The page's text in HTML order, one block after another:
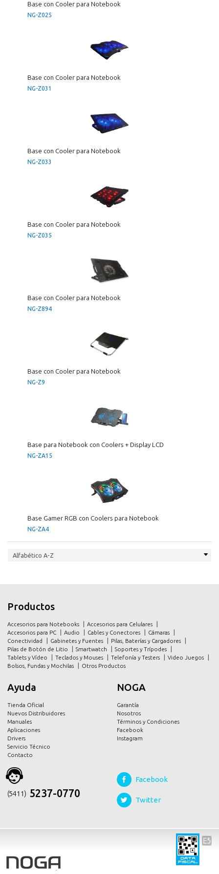
Base con Cooler para Notebook
NG-Z025
Base con Cooler para Notebook
NG-Z031
Base con Cooler para Notebook
NG-Z033
Base con Cooler para Notebook
NG-Z035
Base con Cooler para Notebook
NG-Z894
Base con Cooler para Notebook
NG-Z9
Base para Notebook con Coolers + Display LCD
NG-ZA15
Base Gamer RGB con Coolers para Notebook
NG-ZA4
productos
promociones
contacto
promociones
contacto
Productos
Accesorios para Notebooks
Accesorios para Celulares
Accesorios para PC
Audio Cables y Conectores
Cámaras
Conectividad
Gabinetes y Fuentes
Pilas, Baterías y Cargadores
Pilas de Botón de Litio
Smartwatch
Soportes y Trípodes
Tablets y Vídeo
Teclados y Mouses Telefonía y Testers
Video Juegos
Bolsos, Fundas y Mochilas
Otros Productos
Ayuda
Tienda Oficial
Nuevos Distribuidores
Manuales
Aplicaciones
Drivers
Servicio Técnico
Contacto
NOGA
Garantía
Nosotros
Términos y Condiciones
Facebook
Instagram
(54 11) 5237-0770
Facebook
Twitter